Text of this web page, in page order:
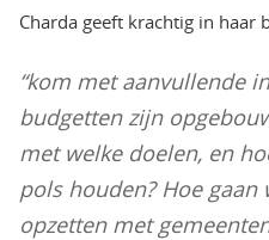
Charda geeft krachtig in haar
“kom met aanvullende
budgetten zijn
met welke doelen, en
pols houden? Hoe
opzetten met